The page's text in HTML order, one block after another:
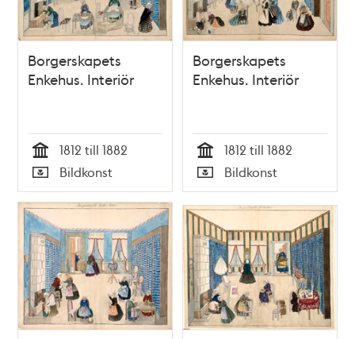
Borgerskapets
Enkehus. Interiör
Tid
1812 till 1882
Typ
Bildkonst
Borgerskapets
Enkehus. Interiör
Tid
1812 till 1882
Typ
Bildkonst